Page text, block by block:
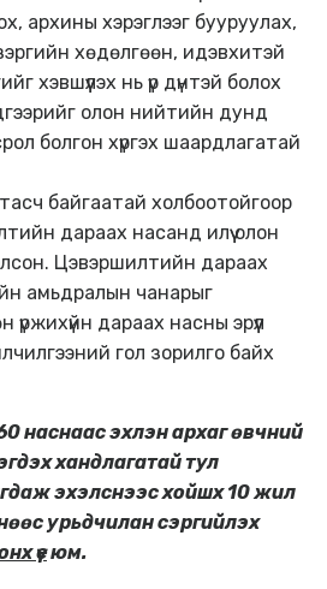
архины хэрэглээг бууруулах,
зэргийн хөдөлгөөн, идэвхитэй
хэвшүүлэх нь үр дүнтэй болох
олон нийтийн дунд
болгон хүргэх шаардлагатай
байгаатай холбоотойгоор
дараах насанд илүү олон
Цэвэршилтийн дараах
амьдралын чанарыг
дараах насны эрүүл
гол зорилго байх
наснаас эхлэн архаг өвчний
хандлагатай тул
эхэлснээс хойшх 10 жил
урьдчилан сэргийлэх
үеюм.